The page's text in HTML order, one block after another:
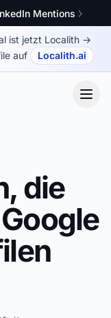
Mentions
ist jetzt Localith →
auf
Localith.ai
die